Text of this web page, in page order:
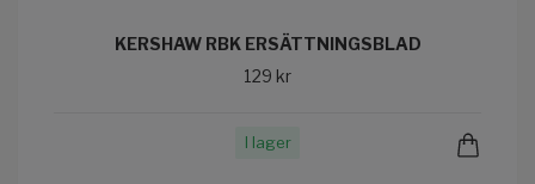
KERSHAW RBK ERSÄTTNINGSBLAD
129 kr
I lager